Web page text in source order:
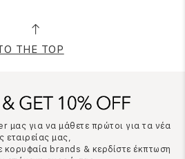
THE TOP
μας για να μάθετε πρώτοι για τα νέα
εταιρείας μας,
κορυφαία brands & κερδίστε έκπτωση